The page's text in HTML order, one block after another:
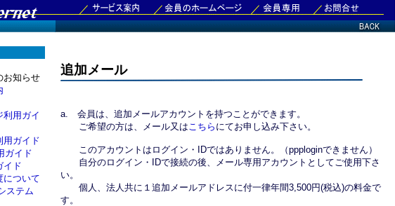
お知らせ
利用ガイ
用ガイド
ガイド
イド
について
ステム
追加メール
a. 会員は、追加メールアカウントを持つことができます。
ご希望の方は、メール又はこちら にてお申し込み下さい。
このアカウントはログイン・IDではありません。（ppploginできません）
自分のログイン・IDで接続の後、メール専用アカウントとしてご使用下さ
い。
個人、法人共に１追加メールアドレスに付一律年間3,500円(税込)の料金で
す。